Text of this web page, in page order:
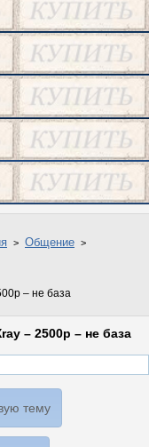
Общение
– не база
– 2500р – не база
тему